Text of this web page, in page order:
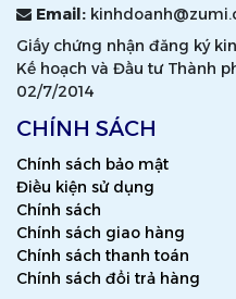
Email:
Giấy chứng nhận đăng ký
Kế hoạch và Đầu tư Thành
02/7/2014
CHÍNH SÁCH
Chính sách bảo mật
Điều kiện sử dụng
Chính sách
Chính sách giao hàng
Chính sách thanh toán
Chính sách đổi trả hàng